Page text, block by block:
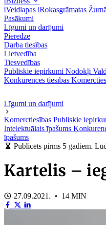
iVeidlapas iRokasgrāmatas
Pasākumi
Līgumi un darījumi
Pieredze
Darba tiesības
Lietvedība
Tiesvedības
Publiskie iepirkumi Nodokļi
Konkurences tiesības
Līgumi un darījumi
Komerctiesības Publiskie
Intelektuālais īpašums
īpašums
Publicēts pirms 5 gadiem.
Kartelis –
27.09.2021. • 14 MIN